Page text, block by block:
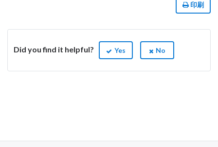
印刷
Did you find it helpful? Yes No